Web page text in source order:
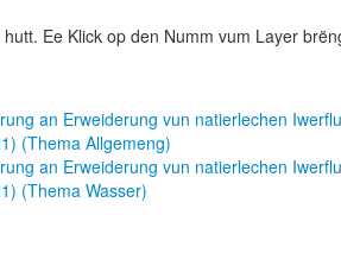
Ee Klick op den Numm vum Layer
an Erweiderung vun natierlechen
(Thema Allgemeng)
an Erweiderung vun natierlechen
(Thema Wasser)